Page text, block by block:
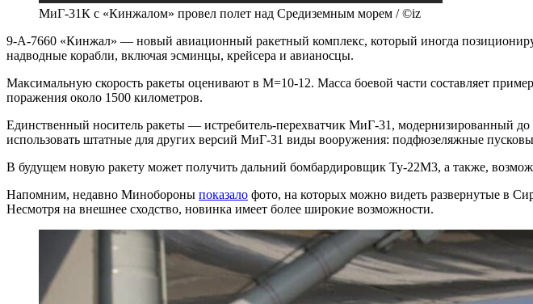
МиГ-31К с «Кинжалом» провел полет над Средиземным морем / ©iz
9-А-7660 «Кинжал» — новый авиационный ракетный комплекс, который иногда
надводные корабли, включая эсминцы, крейсера и авианосцы.
Максимальную скорость ракеты оценивают в М=10-12. Масса боевой части составляет
поражения около 1500 километров.
Единственный носитель ракеты — истребитель-перехватчик МиГ-31, модернизированный
использовать штатные для других версий МиГ-31 виды вооружения: подфюзеляжные
В будущем новую ракету может получить дальний бомбардировщик Ту-22М3, а также,
Напомним, недавно Минобороны показало фото, на которых можно видеть развернутые в
Несмотря на внешнее сходство, новинка имеет более широкие возможности.